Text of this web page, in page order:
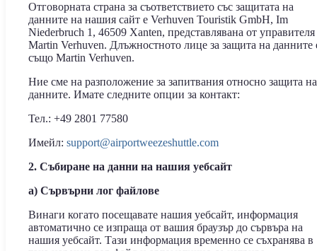
Отговорната страна за съответствието със защитата на
данните на нашия сайт е Verhuven Touristik GmbH, Im
Niederbruch 1, 46509 Xanten, представлявана от управителя
Martin Verhuven. Длъжностното лице за защита на данните
също Martin Verhuven.
Ние сме на разположение за запитвания относно защита на
данните. Имате следните опции за контакт:
Тел.: +49 2801 77580
Имейл: support@airportweezeshuttle.com
2. Събиране на данни на нашия уебсайт
a) Сървърни лог файлове
Винаги когато посещавате нашия уебсайт, информация
автоматично се изпраща от вашия браузър до сървъра на
нашия уебсайт. Тази информация временно се съхранява в